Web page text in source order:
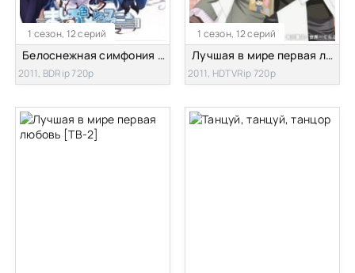
1 сезон, 12 серий
Белоснежная симфония цвет влюбленных
2011, BDRip 720p
1 сезон, 12 серий
Лучшая в мире первая любовь [ТВ-1]
2011, HDTVRip 720p